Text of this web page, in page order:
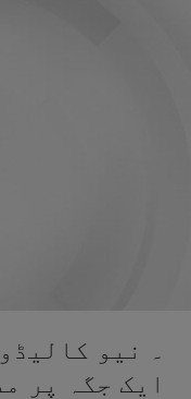
۔ نیو
ایک جگہ پر